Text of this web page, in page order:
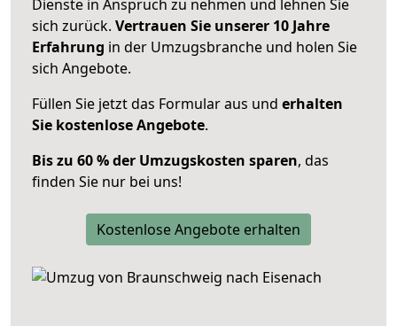
Dienste in Anspruch zu nehmen und lehnen Sie
sich zurück. Vertrauen Sie unserer 10 Jahre
Erfahrung in der Umzugsbranche und holen Sie
sich Angebote.
Füllen Sie jetzt das Formular aus und erhalten
Sie kostenlose Angebote.
Bis zu 60 % der Umzugskosten sparen, das
finden Sie nur bei uns!
Kostenlose Angebote erhalten